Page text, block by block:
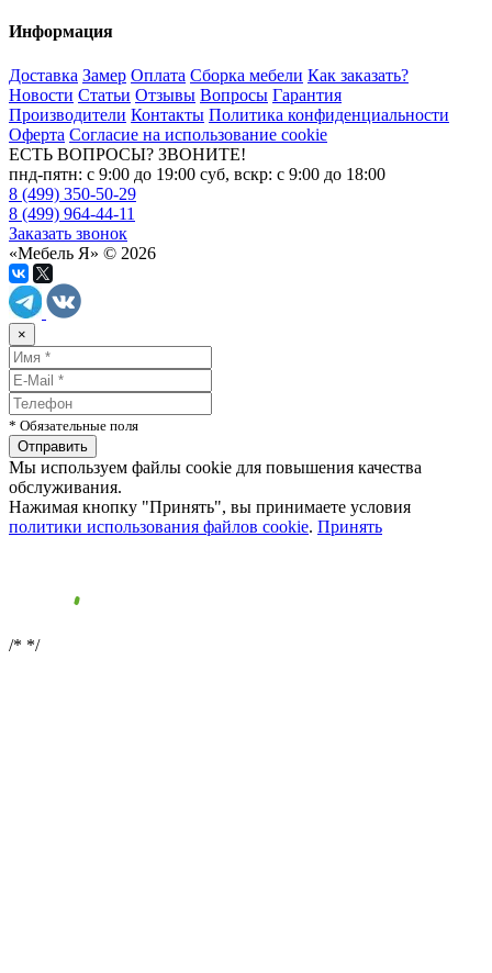
Информация
Доставка Замер Оплата Сборка мебели Как заказать?
Новости Статьи Отзывы Вопросы Гарантия
Производители Контакты Политика конфиденциальности
Оферта Согласие на использование cookie
ЕСТЬ ВОПРОСЫ? ЗВОНИТЕ!
пнд-пятн: с 9:00 до 19:00 суб, вскр: с 9:00 до 18:00
8 (499) 350-50-29
8 (499) 964-44-11
Заказать звонок
«Мебель Я» © 2026
×
* Обязательные поля
Мы используем файлы cookie для повышения качества
обслуживания.
Нажимая кнопку "Принять", вы принимаете условия
политики использования файлов cookie. Принять
/* */